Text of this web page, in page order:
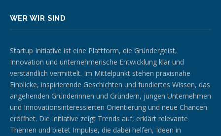
WER WIR SIND
Startup Initiative ist eine Plattform, die Gründergeist,
Innovation und unternehmerische Entwicklung klar und
verständlich vermittelt. Im Mittelpunkt stehen praxisnahe
Einblicke, inspirierende Geschichten und fundiertes Wissen, das
angehenden Gründerinnen und Gründern, jungen Unternehmen
und Innovationsinteressierten Orientierung und neue Chancen
eröffnet. Die Initiative zeigt Trends auf, erklärt relevante
Themen und bietet Impulse, die dabei helfen, Ideen in